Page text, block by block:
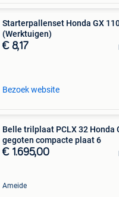
Starterpallenset Honda GX
(Werktuigen)
€ 8,17
Bezoek website
Belle trilplaat PCLX 32 Honda
gegoten compacte plaat 6
€ 1.695,00
Ameide